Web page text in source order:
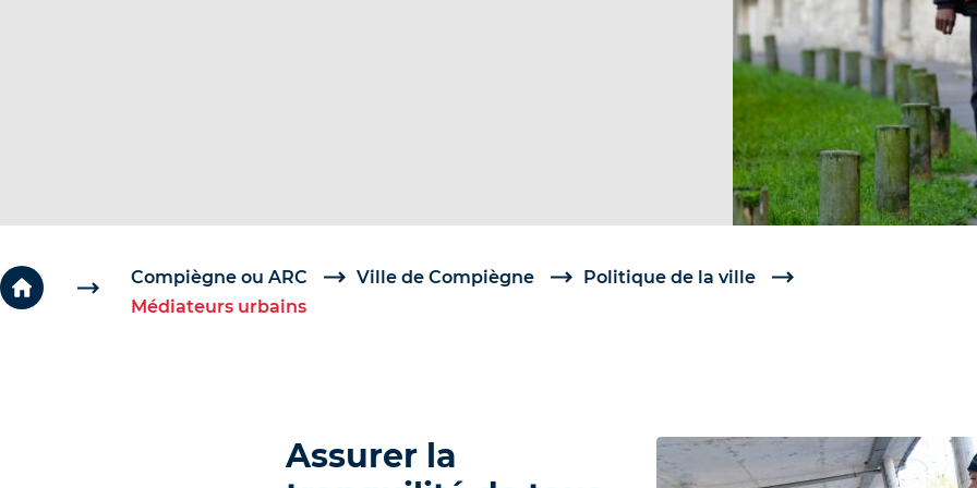
o
n
Compiègne ou ARC Ville de Compiègne
Politique de la ville
Médiateurs urbains
Assurer la